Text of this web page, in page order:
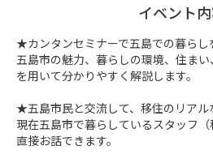
イベント
★カンタンセミナーで五島での暮らし
五島市の魅力、暮らしの環境、住ま
を用いて分かりやすく解説します。
★五島市民と交流して、移住のリアル
現在五島市で暮らしているスタッフ
直接お話できます。